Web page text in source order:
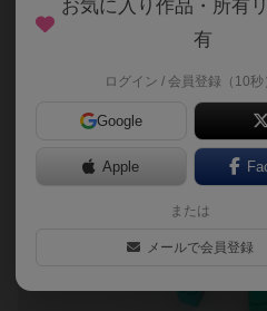
よく聞かれるワードの一つ
「マーダーミステリーって
お気に入り作品・所有
有
ログイン / 会員登録（10秒
Google
Apple
または
メールで会員登録